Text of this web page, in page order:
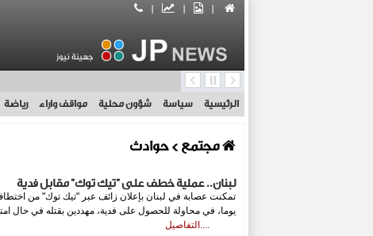
|
|
|
جهينة نيوز
الرئيسية سياسة شؤون محلية مواقف واراء رياضة
مجتمع > حوادث
لبنان.. عملية خطف على "تيك توك" مقابل فدية
تمكنت عصابة في لبنان بإعلان زائف عبر "تيك توك" من
....التفاصيل